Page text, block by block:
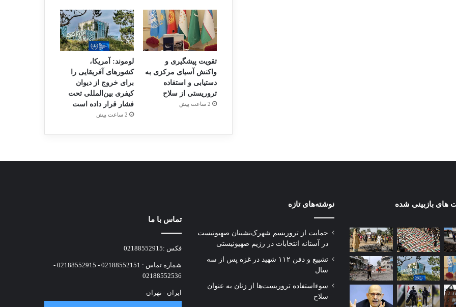
تقویت پیشگیری و
واکنش آسیای مرکزی به
دستیابی و استفاده
تروریستی از سلاح
2 ساعت پیش
لوموند: آمریکا،
کشورهای آفریقایی را
برای خروج از دیوان
کیفری بین‌المللی تحت
فشار قرار داده است
2 ساعت پیش
های بازبینی شده نوشته‌های تازه
حمایت از تروریسم شهرک‌نشینان صهیونیست
در آستانه انتخابات در رژیم صهیونیستی
تشییع و دفن ۱۱۲ شهید در غزه پس از سه
سال
سوءاستفاده تروریست‌ها از زنان به عنوان
سلاح
تماس با ما
فکس :02188552915
شماره تماس : 02188552151 - 02188552915 -
02188552536
ایران - تهران